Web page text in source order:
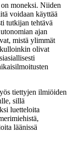
moneksi. Niiden
voidaan käyttää
tutkijan tehtävä
ajan
mistä ylimmät
olivat
tiettyjen ilmiöiden
sillä
luetteloita
läänissä